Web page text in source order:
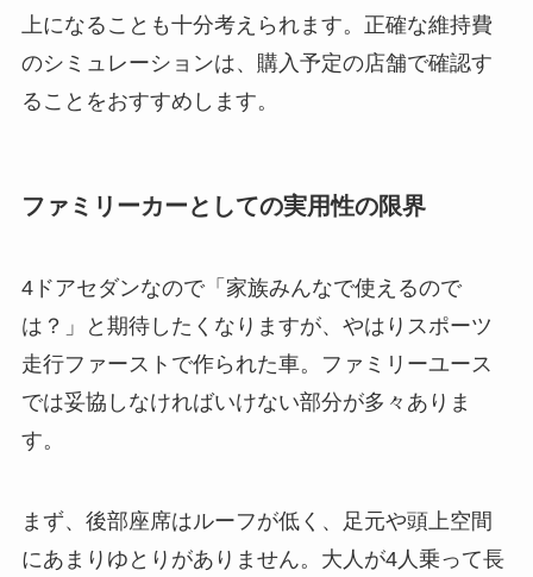
上になることも十分考えられます。正確な維持費
のシミュレーションは、購入予定の店舗で確認す
ることをおすすめします。
ファミリーカーとしての実用性の限界
4ドアセダンなので「家族みんなで使えるので
は？」と期待したくなりますが、やはりスポーツ
走行ファーストで作られた車。ファミリーユース
では妥協しなければいけない部分が多々ありま
す。
まず、後部座席はルーフが低く、足元や頭上空間
にあまりゆとりがありません。大人が4人乗って長